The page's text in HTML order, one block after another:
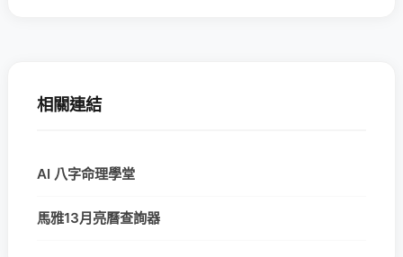
相關連結
AI 八字命理學堂
馬雅13月亮曆查詢器